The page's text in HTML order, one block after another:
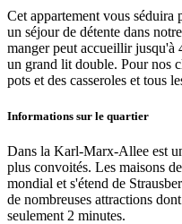
Cet appartement vous séduira
un séjour de détente dans
manger peut accueillir jusqu'à
un grand lit double. Pour nos
pots et des casseroles et tous
Informations sur le quartier
Dans la Karl-Marx-Allee est
plus convoités. Les maisons
mondial et s'étend de
de nombreuses attractions
seulement 2 minutes.